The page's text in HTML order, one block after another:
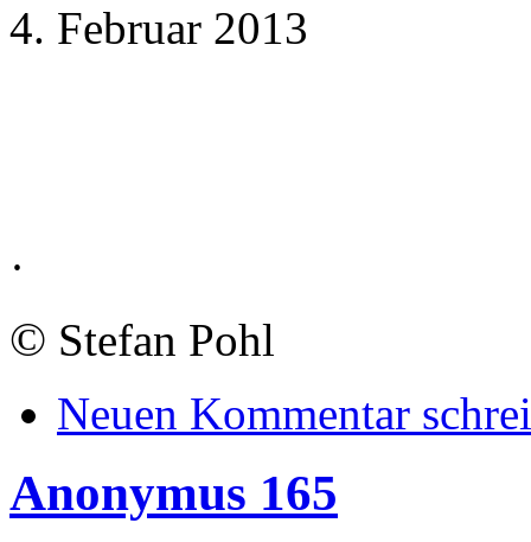
4. Februar 2013
·
© Stefan Pohl
Neuen Kommentar
Anonymus 165